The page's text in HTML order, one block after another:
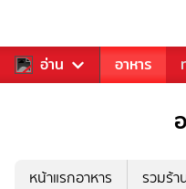
อ่าน
รวงการเพลง อาหาร
หน้าแรกอาหาร รวมร้า